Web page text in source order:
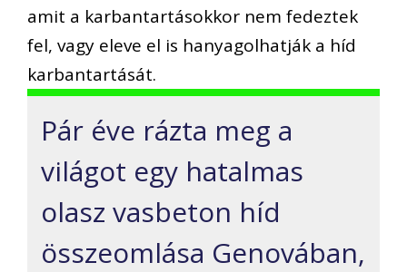
amit a karbantartásokkor nem fedeztek
fel, vagy eleve el is hanyagolhatják a híd
karbantartását.
Pár éve rázta meg a
világot egy hatalmas
olasz vasbeton híd
összeomlása Genovában,